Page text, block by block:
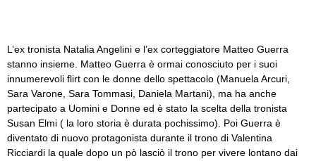
L’ex tronista Natalia Angelini e l’ex corteggiatore Matteo Guerra
stanno insieme. Matteo Guerra è ormai conosciuto per i suoi
innumerevoli flirt con le donne dello spettacolo (Manuela Arcuri,
Sara Varone, Sara Tommasi, Daniela Martani), ma ha anche
partecipato a Uomini e Donne ed è stato la scelta della tronista
Susan Elmi ( la loro storia è durata pochissimo). Poi Guerra è
diventato di nuovo protagonista durante il trono di Valentina
Ricciardi la quale dopo un pò lasciò il trono per vivere lontano dai